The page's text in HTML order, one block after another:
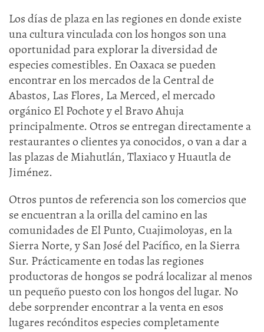
Los días de plaza en las regiones en donde existe
una cultura vinculada con los hongos son una
oportunidad para explorar la diversidad de
especies comestibles. En Oaxaca se pueden
encontrar en los mercados de la Central de
Abastos, Las Flores, La Merced, el mercado
orgánico El Pochote y el Bravo Ahuja
principalmente. Otros se entregan directamente a
restaurantes o clientes ya conocidos, o van a dar a
las plazas de Miahutlán, Tlaxiaco y Huautla de
Jiménez.
Otros puntos de referencia son los comercios que
se encuentran a la orilla del camino en las
comunidades de El Punto, Cuajimoloyas, en la
Sierra Norte, y San José del Pacífico, en la Sierra
Sur. Prácticamente en todas las regiones
productoras de hongos se podrá localizar al menos
un pequeño puesto con los hongos del lugar. No
debe sorprender encontrar a la venta en esos
lugares recónditos especies completamente